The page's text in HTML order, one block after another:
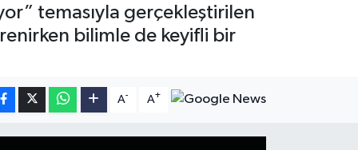
temasıyla gerçekleştirilen
bilimle de keyifli bir
A- A+